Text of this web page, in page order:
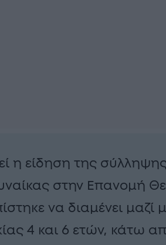
η είδηση της
στην Επανομή
να διαμένει μαζί
4 και 6 ετών, κάτω